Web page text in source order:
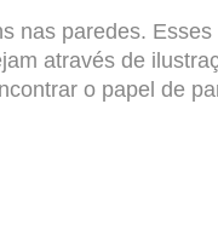
nas paredes. Esses
através de
o papel de